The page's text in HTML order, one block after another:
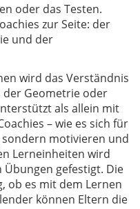
oder das Testen.
zur Seite: der
und der
wird das Verständnis
der Geometrie oder
als allein mit
– wie es sich für
motivieren und
Lerneinheiten wird
gefestigt. Die
ob es mit dem Lernen
können Eltern die